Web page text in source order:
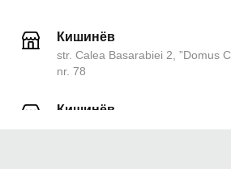
Кишинёв
str. Calea Basarabiei 2, ”Domus
nr. 78
Кишинёв